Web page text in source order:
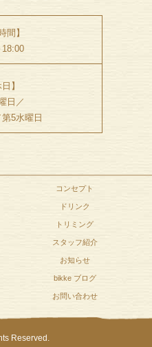
間】
18:00
】
日／
5水曜日
コンセプト
ドリンク
トリミング
スタッフ紹介
お知らせ
bikke ブログ
お問い合わせ
Reserved.